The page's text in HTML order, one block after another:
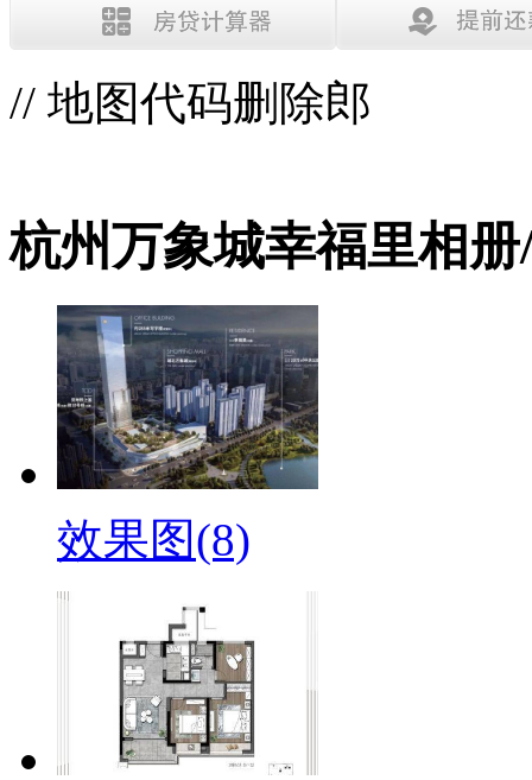
// 地图代码删除郎
杭州万象城幸福里相
效果图(8)